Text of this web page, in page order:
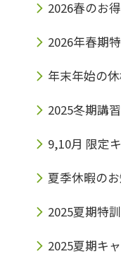
2026春のお
2026年春期
年末年始の
2025冬期講習
9,10月 限定
夏季休暇の
2025夏期特
2025夏期キ